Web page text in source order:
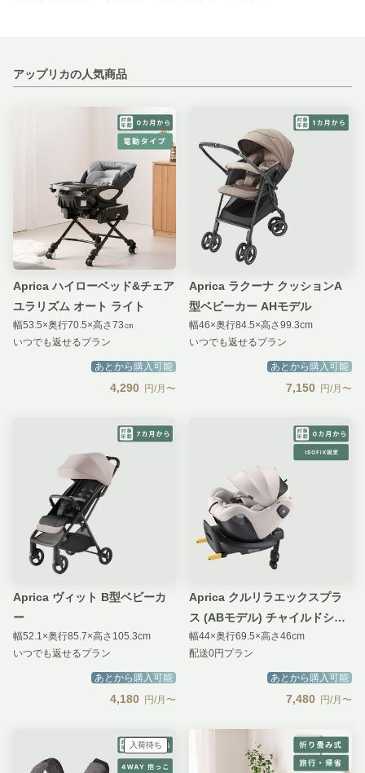
アップリカの人気商品
Aprica ハイローベッド&チェア
ユラリズム オート ライト
幅53.5×奥行70.5×高さ73㎝
いつでも返せるプラン
あとから購入可能
4,290 円/月〜
Aprica ラクーナ クッションA
型ベビーカー AHモデル
幅46×奥行84.5×高さ99.3cm
いつでも返せるプラン
あとから購入可能
7,150 円/月〜
Aprica ヴィット B型ベビーカ
ー
幅52.1×奥行85.7×高さ105.3cm
いつでも返せるプラン
あとから購入可能
4,180 円/月〜
Aprica クルリラエックスプラ
ス (ABモデル) チャイルドシー
ト
幅44×奥行69.5×高さ46cm
配送0円プラン
あとから購入可能
7,480 円/月〜
入荷待ち